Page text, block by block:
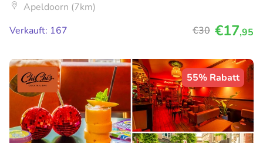
Apeldoorn (7km)
Verkauft: 167
€30 €17,95
55% Rabatt